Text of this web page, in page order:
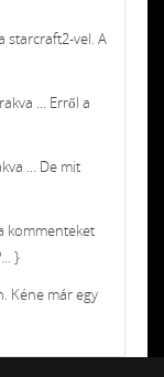
starcraft2-vel. A
... Erről a
... De mit
kommenteket
}
Kéne már egy